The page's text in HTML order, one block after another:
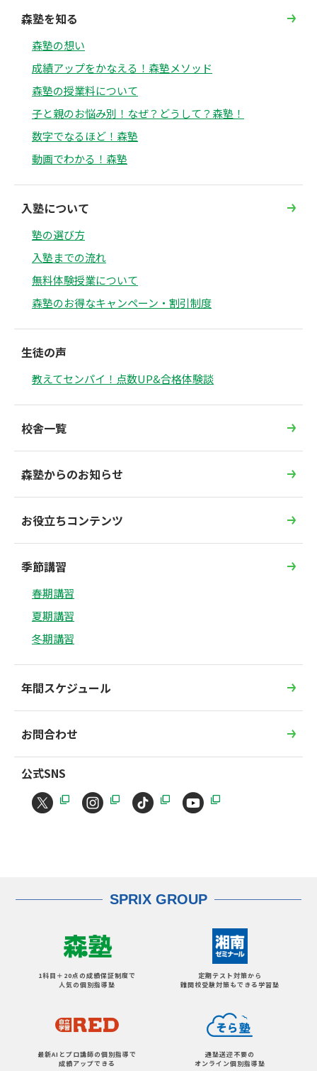
森塾を知る
森塾の想い
成績アップをかなえる！森塾メソッド
森塾の授業料について
子と親のお悩み別！なぜ？どうして？森塾！
数字でなるほど！森塾
動画でわかる！森塾
入塾について
塾の選び方
入塾までの流れ
無料体験授業について
森塾のお得なキャンペーン・割引制度
生徒の声
教えてセンパイ！点数UP&合格体験談
校舎一覧
森塾からのお知らせ
お役立ちコンテンツ
季節講習
春期講習
夏期講習
冬期講習
年間スケジュール
お問合わせ
公式SNS
SPRIX GROUP
1科目＋20点の成績保証制度で
人気の個別指導塾
定期テスト対策から
難関校受験対策もできる学習塾
最新AIとプロ講師の個別指導で
成績アップできる
通塾送迎不要の
オンライン個別指導塾